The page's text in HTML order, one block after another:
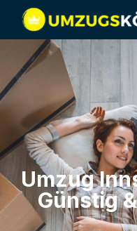
Umzug
Günstig